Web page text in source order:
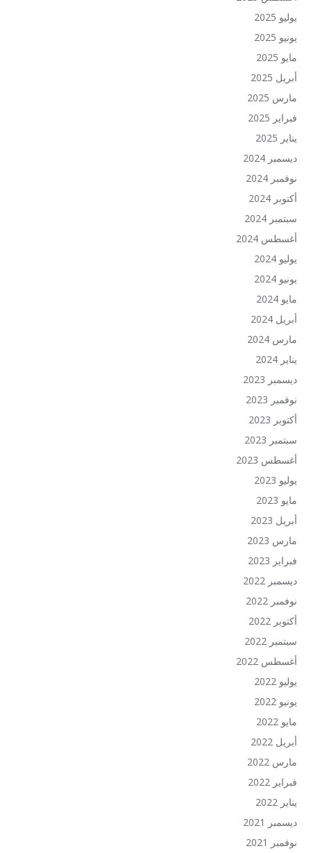
يوليو 2025
يونيو 2025
مايو 2025
أبريل 2025
مارس 2025
فبراير 2025
يناير 2025
ديسمبر 2024
نوفمبر 2024
أكتوبر 2024
سبتمبر 2024
أغسطس 2024
يوليو 2024
يونيو 2024
مايو 2024
أبريل 2024
مارس 2024
يناير 2024
ديسمبر 2023
نوفمبر 2023
أكتوبر 2023
سبتمبر 2023
أغسطس 2023
يوليو 2023
مايو 2023
أبريل 2023
مارس 2023
فبراير 2023
ديسمبر 2022
نوفمبر 2022
أكتوبر 2022
سبتمبر 2022
أغسطس 2022
يوليو 2022
يونيو 2022
مايو 2022
أبريل 2022
مارس 2022
فبراير 2022
يناير 2022
ديسمبر 2021
نوفمبر 2021